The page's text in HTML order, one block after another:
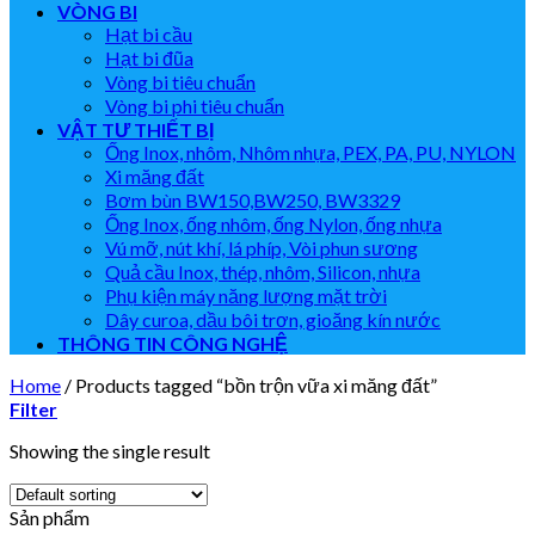
VÒNG BI
Hạt bi cầu
Hạt bi đũa
Vòng bi tiêu chuẩn
Vòng bi phi tiêu chuẩn
VẬT TƯ THIẾT BỊ
Ống Inox, nhôm, Nhôm nhựa, PEX, PA, PU, NYLON
Xi măng đất
Bơm bùn BW150,BW250, BW3329
Ống Inox, ống nhôm, ống Nylon, ống nhựa
Vú mỡ, nút khí, lá phíp, Vòi phun sương
Quả cầu Inox, thép, nhôm, Silicon, nhựa
Phụ kiện máy năng lượng mặt trời
Dây curoa, dầu bôi trơn, gioăng kín nước
THÔNG TIN CÔNG NGHỆ
Home / Products tagged “bồn trộn vữa xi măng đất”
Filter
Showing the single result
Sản phẩm